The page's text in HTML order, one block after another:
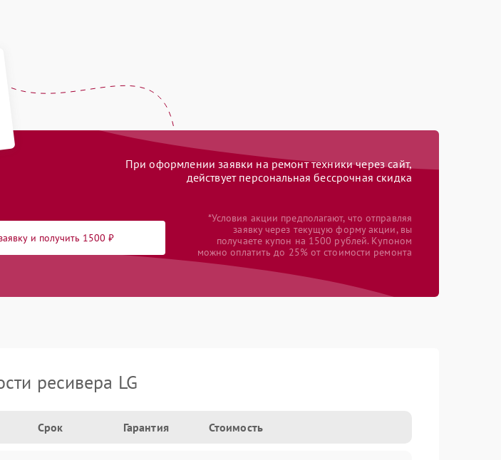
При оформлении заявки на ремонт техники через сайт,
действует персональная бессрочная скидка
и получить 1500 ₽
*Условия акции предполагают, что отправляя
заявку через текущую форму акции, вы
получаете купон на 1500 рублей. Купоном
можно оплатить до 25% от стоимости ремонта
ресивера LG
Срок Гарантия Стоимость